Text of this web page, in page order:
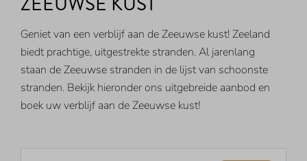
Geniet van een verblijf aan de Zeeuwse kust! Zeeland
biedt prachtige, uitgestrekte stranden. Al jarenlang
staan de Zeeuwse stranden in de lijst van schoonste
stranden. Bekijk hieronder ons uitgebreide aanbod en
boek uw verblijf aan de Zeeuwse kust!